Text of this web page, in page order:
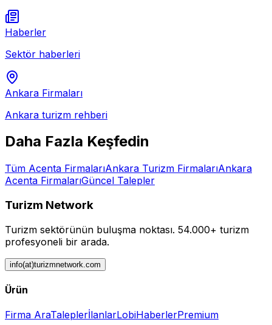
Haberler
Sektör haberleri
Ankara Firmaları
Ankara turizm rehberi
Daha Fazla Keşfedin
Tüm Acenta FirmalarıAnkara Turizm FirmalarıAnkara
Acenta FirmalarıGüncel Talepler
Turizm Network
Turizm sektörünün buluşma noktası. 54.000+ turizm
profesyoneli bir arada.
info(at)turizmnetwork.com
Ürün
Firma AraTaleplerİlanlarLobiHaberlerPremium